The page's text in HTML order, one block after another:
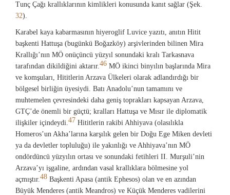
Tunç Çağı krallıklarının kimlikleri konusunda kanıt sağlar (Şek.
32).
Karabel kaya kabarmasının hiyeroglif Luvice yazıtı, anıtın Hitit
başkenti Hattuşa (bugünkü Boğazköy) arşivlerinden bilinen Mira
Krallığı’nın MÖ onüçüncü yüzyıl sonundaki kralı Tarkasnava
tarafından dikildiğini aktarır.46 MÖ ikinci binyılın başlarında Mira
ve komşuları, Hititlerin Arzava Ülkeleri olarak adlandırdığı bir
bölgesel birliğin üyesiydi. Batı Anadolu’nun tamamını ve
muhtemelen çevresindeki daha geniş toprakları kapsayan Arzava,
GTÇ’de önemli bir güçtü; kralları Hattuşa ve Mısır ile diplomatik
ilişkiler içindeydi.47 Hititlerin rakibi Ahhiyava (olasılıkla
Homeros’un Akha’larına karşılık gelen bir Doğu Ege Miken devleti
ya da devletler topluluğu) ile yakınlığı ve Ahhiyava’nın MÖ
ondördüncü yüzyılın ortası ve sonundaki fetihleri II. Murşuli’nin
Arzava’yı işgaline, ardından vasal krallıklara bölmesine yol
açmıştır.48 Başkenti Apasa (antik Ephesos) olan ve en azından
Büyük Menderes (antik Meandros) ve Küçük Menderes vadilerini